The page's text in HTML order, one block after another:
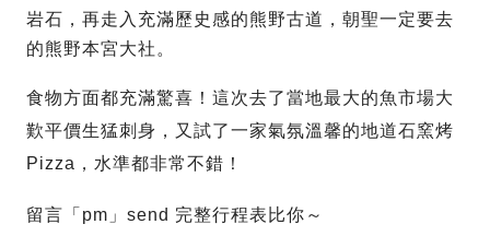
岩石，再走入充滿歷史感的熊野古道，朝聖一定要去
的熊野本宮大社。
食物方面都充滿驚喜！這次去了當地最大的魚市場大
歎平價生猛刺身，又試了一家氣氛溫馨的地道石窯烤
Pizza，水準都非常不錯！
留言「pm」send 完整行程表比你～